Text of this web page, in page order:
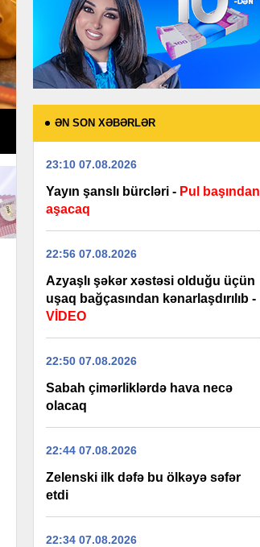
ƏN SON XƏBƏRLƏR
23:10 07.08.2026
Yayın şanslı bürcləri - Pul başından
aşacaq
22:56 07.08.2026
Azyaşlı şəkər xəstəsi olduğu üçün
uşaq bağçasından kənarlaşdırılıb -
VİDEO
22:50 07.08.2026
Sabah çimərliklərdə hava necə
olacaq
22:44 07.08.2026
Zelenski ilk dəfə bu ölkəyə səfər
etdi
22:34 07.08.2026